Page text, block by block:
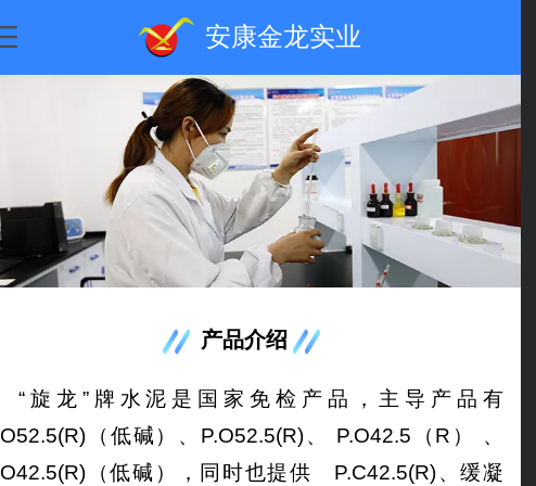
安康金龙实业
产品介绍
“旋龙”牌水泥是国家免检产品，主导产品有
（低碱）、P.O52.5(R)、 P.O42.5（R） 、
（低碱），同时也提供 P.C42.5(R)、缓凝